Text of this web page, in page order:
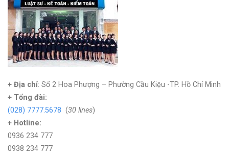
+ Địa chỉ: Số 2 Hoa Phượng – Phường Cầu Kiệu -TP. Hồ Chí Minh
+ Tổng đài:
(028) 7777.5678 (30 lines)
+ Hotline:
0936 234 777
0938 234 777